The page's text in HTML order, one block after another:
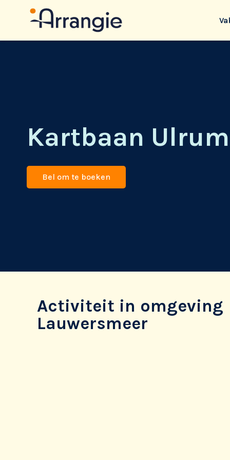
Kartbaan Ulrum
Bel om te boeken
Activiteit in omgeving
Lauwersmeer